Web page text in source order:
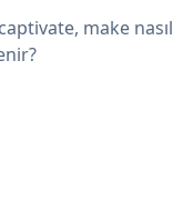
make nasıl